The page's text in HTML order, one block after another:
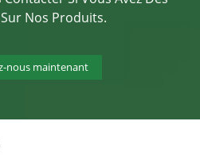
Nos Produits.
nous maintenant